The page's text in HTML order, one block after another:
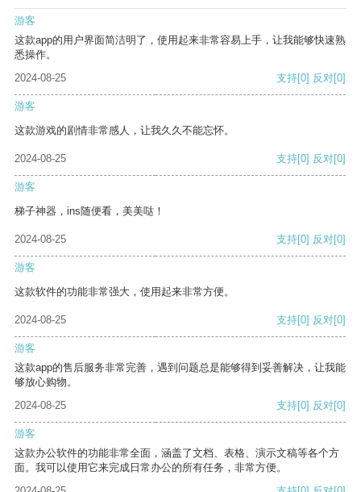
游客
这款app的用户界面简洁明了，使用起来非常容易上手，让我能够快速熟
悉操作。
2024-08-25
支持[0] 反对[0]
游客
这款游戏的剧情非常感人，让我久久不能忘怀。
2024-08-25 支持[0] 反对[0]
游客
梯子神器，ins随便看，美美哒！
2024-08-25 支持[0] 反对[0]
游客
这款软件的功能非常强大，使用起来非常方便。
2024-08-25 支持[0] 反对[0]
游客
这款app的售后服务非常完善，遇到问题总是能够得到妥善解决，让我能
够放心购物。
2024-08-25
支持[0] 反对[0]
游客
这款办公软件的功能非常全面，涵盖了文档、表格、演示文稿等各个方
面。我可以使用它来完成日常办公的所有任务，非常方便。